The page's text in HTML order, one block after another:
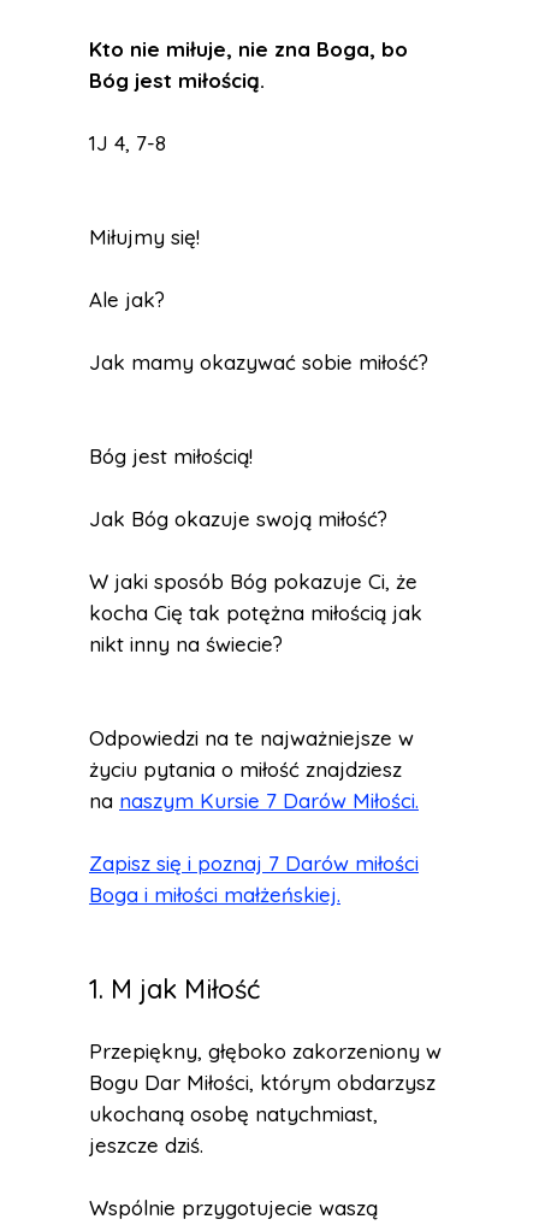
Kto nie miłuje, nie zna Boga, bo
Bóg jest miłością.
1J 4, 7-8
Miłujmy się!
Ale jak?
Jak mamy okazywać sobie miłość?
Bóg jest miłością!
Jak Bóg okazuje swoją miłość?
W jaki sposób Bóg pokazuje Ci, że
kocha Cię tak potężna miłością jak
nikt inny na świecie?
Odpowiedzi na te najważniejsze w
życiu pytania o miłość znajdziesz
na naszym Kursie 7 Darów Miłości.
Zapisz się i poznaj 7 Darów miłości
Boga i miłości małżeńskiej.
1. M jak Miłość
Przepiękny, głęboko zakorzeniony w
Bogu Dar Miłości, którym obdarzysz
ukochaną osobę natychmiast,
jeszcze dziś.
Wspólnie przygotujecie waszą